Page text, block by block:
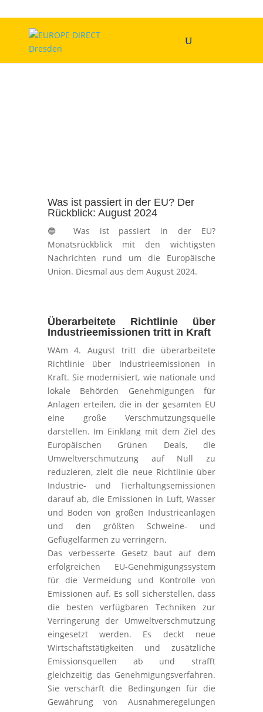
Was ist passiert in der EU? Der
Rückblick: August 2024
🔵 Was ist passiert in der EU?
Monatsrückblick mit den wichtigsten
Nachrichten rund um die Europäische
Union. Diesmal aus dem August 2024.
Überarbeitete Richtlinie über
Industrieemissionen tritt in Kraft
WAm 4. August tritt die überarbeitete
Richtlinie über Industrieemissionen in
Kraft. Sie modernisiert, wie nationale und
lokale Behörden Genehmigungen für
Anlagen erteilen, die in der gesamten EU
eine große Verschmutzungsquelle
darstellen. Im Einklang mit dem Ziel des
Europäischen Grünen Deals, die
Umweltverschmutzung auf Null zu
reduzieren, zielt die neue Richtlinie über
Industrie- und Tierhaltungsemissionen
darauf ab, die Emissionen in Luft, Wasser
und Boden von großen Industrieanlagen
und den größten Schweine- und
Geflügelfarmen zu verringern.
Das verbesserte Gesetz baut auf dem
erfolgreichen EU-Genehmigungssystem
für die Vermeidung und Kontrolle von
Emissionen auf. Es soll sicherstellen, dass
die besten verfügbaren Techniken zur
Verringerung der Umweltverschmutzung
eingesetzt werden. Es deckt neue
Wirtschaftstätigkeiten und zusätzliche
Emissionsquellen ab und strafft
gleichzeitig das Genehmigungsverfahren.
Sie verschärft die Bedingungen für die
Gewährung von Ausnahmeregelungen